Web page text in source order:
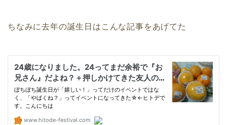
ちなみに去年の誕生日はこんな記事をあげてた